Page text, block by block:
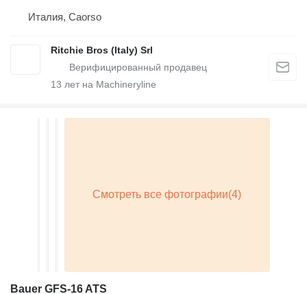
Италия, Caorso
Ritchie Bros (Italy) Srl
13 лет на Machineryline
Bauer GFS-16 ATS